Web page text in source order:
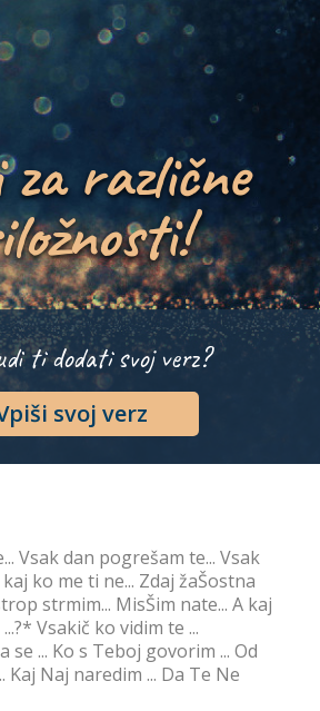
za različne
ti dodati svoj verz?
svoj verz
Vsak dan pogrešam te... Vsak
kaj ko me ti ne... Zdaj žaŠostna
strmim... MisŠim nate... A kaj
Vsakič ko vidim te ...
se ... Ko s Teboj govorim ... Od
Kaj Naj naredim ... Da Te Ne